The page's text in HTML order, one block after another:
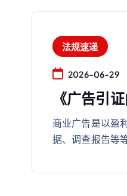
法规速递
2026-06-29
《广告引
商业广告是以盈
据、调查报告等